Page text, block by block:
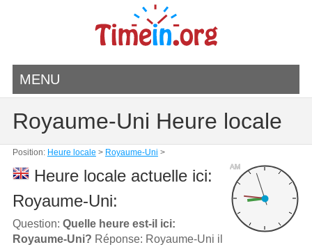
MENU
Royaume-Uni Heure locale
Position: Heure locale > Royaume-Uni >
AM
Heure locale actuelle ici:
Royaume-Uni:
Question: Quelle heure est-il ici:
Royaume-Uni? Réponse: Royaume-Uni il